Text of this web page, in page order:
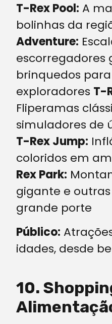
T-Rex Pool: A
bolinhas da
Adventure:
escorregadores
brinquedos
exploradores T-
Fliperamas
simuladores de
T-Rex Jump:
coloridos em
Rex Park:
gigante e
grande porte
Público:
idades, desde
10.